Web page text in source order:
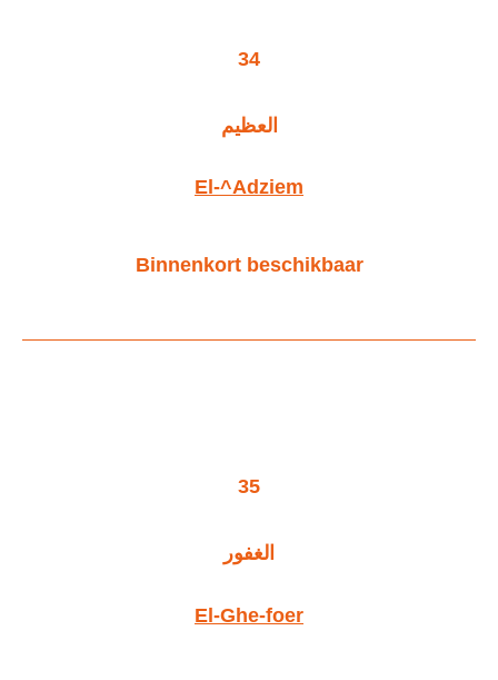
34
العظيم
El-^Adziem
Binnenkort beschikbaar
35
الغفور
El-Ghe-foer